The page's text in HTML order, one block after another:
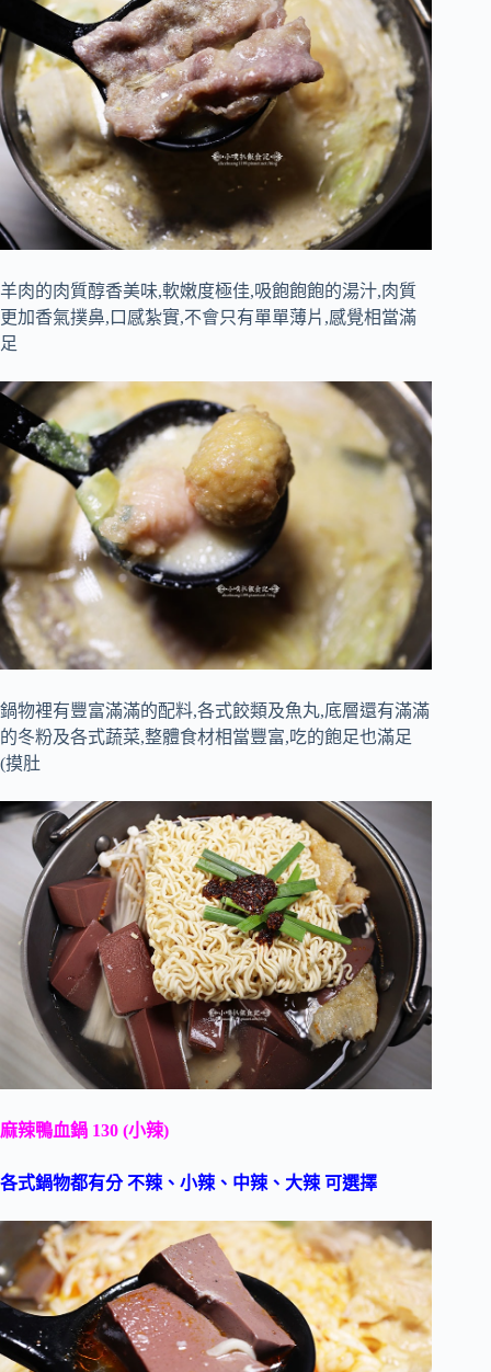
羊肉的肉質醇香美味,軟嫩度極佳,吸飽飽飽的湯汁,肉質
更加香氣撲鼻,口感紮實,不會只有單單薄片,感覺相當滿
足
鍋物裡有豐富滿滿的配料,各式餃類及魚丸,底層還有滿滿
的冬粉及各式蔬菜,整體食材相當豐富,吃的飽足也滿足
(摸肚
麻辣鴨血鍋 130 (小辣)
各式鍋物都有分 不辣、小辣、中辣、大辣 可選擇